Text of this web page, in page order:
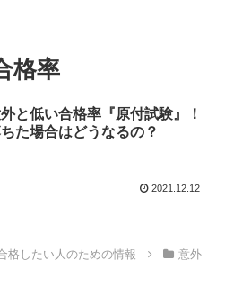
格率
と低い合格率『原付試験』！
た場合はどうなるの？
2021.12.12
格したい人のための情報
意外